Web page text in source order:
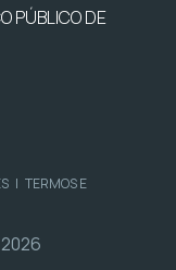
PÚBLICO DE
| TERMOS E